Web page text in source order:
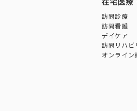
在宅医療
訪問診療
訪問看護
デイケア
訪問リハビ
オンライン